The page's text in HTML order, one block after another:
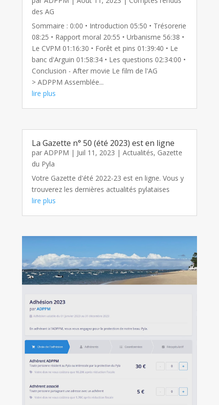
des AG
Sommaire : 0:00 • Introduction 05:50 • Trésorerie
08:25 • Rapport moral 20:55 • Urbanisme 56:38 •
Le CVPM 01:16:30 • Forêt et pins 01:39:40 • Le
banc d'Arguin 01:58:34 • Les questions 02:34:00 •
Conclusion - After movie Le film de l'AG
> ADPPM Assemblée...
lire plus
La Gazette n° 50 (été 2023) est en ligne
par ADPPM | Juil 11, 2023 | Actualités, Gazette
du Pyla
Votre Gazette d'été 2022-23 est en ligne. Vous y
trouverez les dernières actualités pylataises
lire plus